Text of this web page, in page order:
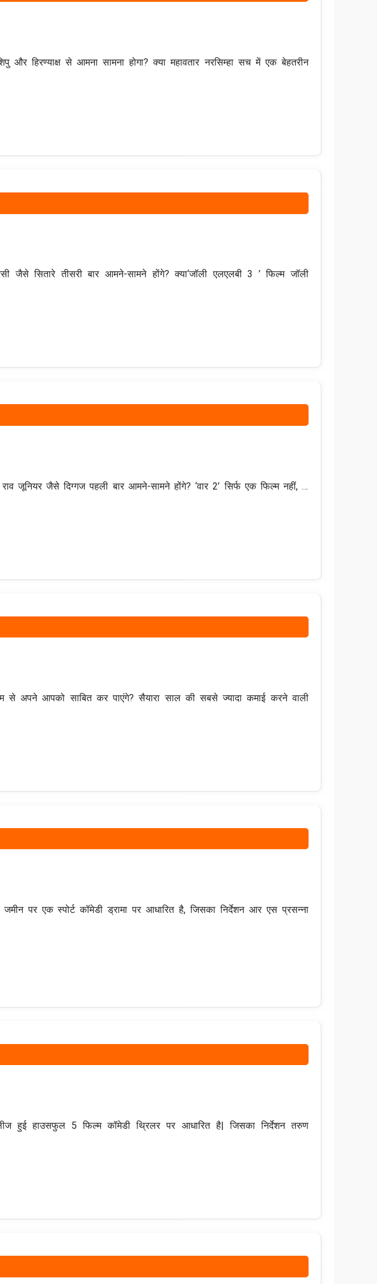
और हिरण्याक्ष से आमना सामना होगा? क्या महावतार नरसिम्हा सच में एक बेहतरीन
जैसे सितारे तीसरी बार आमने-सामने होंगे? क्या‘जॉली एलएलबी 3 ’ फिल्म जॉली
जूनियर जैसे दिग्गज पहली बार आमने-सामने होंगे? ‘वार 2’ सिर्फ एक फिल्म नहीं, …
से अपने आपको साबित कर पाएंगे? सैयारा साल की सबसे ज्यादा कमाई करने वाली
पर एक स्पोर्ट कॉमेडी ड्रामा पर आधारित है, जिसका निर्देशन आर एस प्रसन्ना
हुई हाउसफुल 5 फिल्म कॉमेडी थ्रिलर पर आधारित है| जिसका निर्देशन तरुण